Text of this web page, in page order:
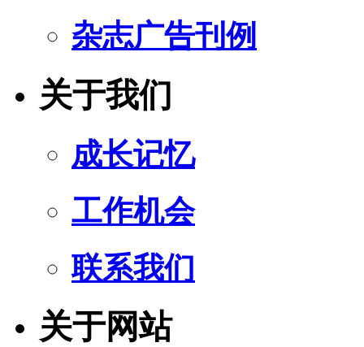
杂志广告刊例
关于我们
成长记忆
工作机会
联系我们
关于网站